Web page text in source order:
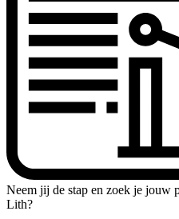
Neem jij de stap en zoek je jouw
Lith?